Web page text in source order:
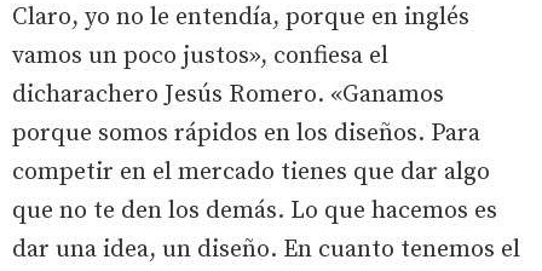
Claro, yo no le entendía, porque en inglés
vamos un poco justos», confiesa el
dicharachero Jesús Romero. «Ganamos
porque somos rápidos en los diseños. Para
competir en el mercado tienes que dar algo
que no te den los demás. Lo que hacemos es
dar una idea, un diseño. En cuanto tenemos el